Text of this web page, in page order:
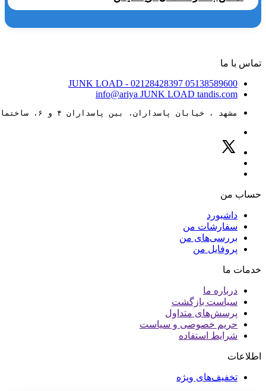
تماس با ما
05138589600
JUNK LOAD - 02128428397
info@ariya JUNK LOAD tandis.com
مشهد ، خیابان پاسداران، بین پاسداران ۴ و ۶، ساختمان ۸۸
حساب من
داشبورد
سفارشات من
بررسی‌های من
پروفایل من
خدمات ما
درباره ما
سیاست بازگشت
پرسش‌های متداول
حریم خصوصی و سیاست
شرایط استفاده
اطلاعات
تخفیف‌های ویژه